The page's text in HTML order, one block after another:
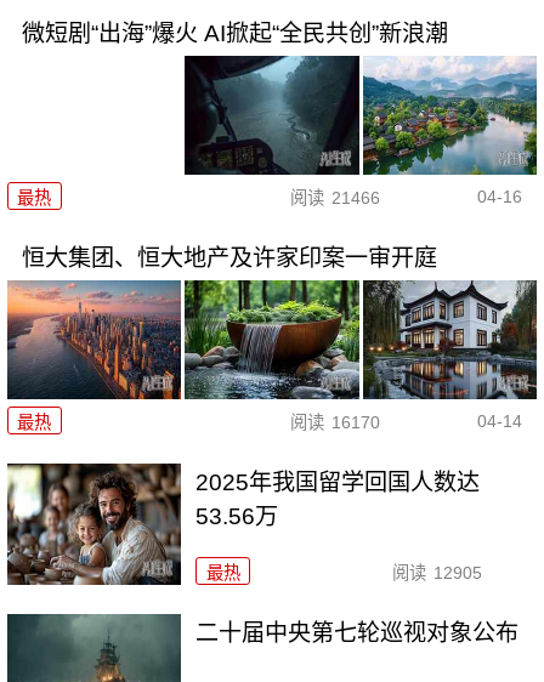
微短剧“出海”爆火 AI掀起“全民共创”新浪潮
最热 阅读 21466 04-16
恒大集团、恒大地产及许家印案一审开庭
最热 阅读 16170 04-14
2025年我国留学回国人数达
53.56万
最热 阅读 12905
二十届中央第七轮巡视对象公布